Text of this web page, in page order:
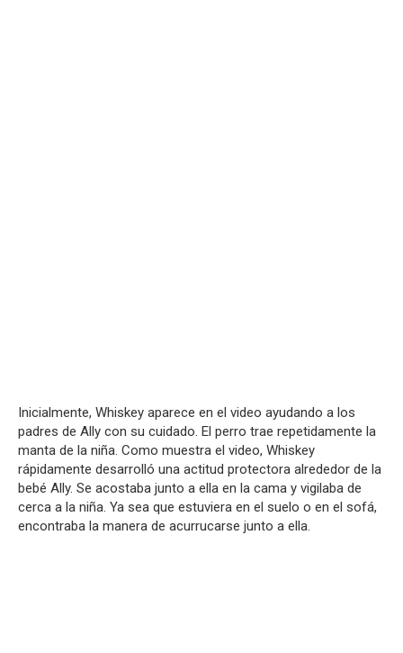
Inicialmente, Whiskey aparece en el video ayudando a los
padres de Ally con su cuidado. El perro trae repetidamente la
manta de la niña. Como muestra el video, Whiskey
rápidamente desarrolló una actitud protectora alrededor de la
bebé Ally. Se acostaba junto a ella en la cama y vigilaba de
cerca a la niña. Ya sea que estuviera en el suelo o en el sofá,
encontraba la manera de acurrucarse junto a ella.